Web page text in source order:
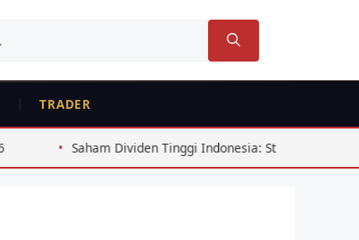
TRADER
Saham Dividen Tinggi Indonesia: Strategi 8%+ dari